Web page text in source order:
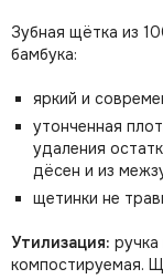
Зубная щётка из
бамбука:
яркий и
утонченная
удаления
дёсен и из
щетинки не
Утилизация:
компостируемая.